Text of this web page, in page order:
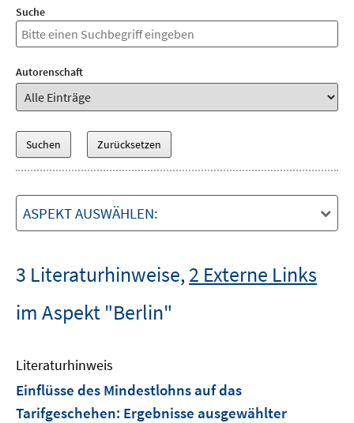
Suche
Autorenschaft
ASPEKT AUSWÄHLEN:
3 Literaturhinweise,2 Externe Links
im Aspekt "Berlin"
Literaturhinweis
Einflüsse des Mindestlohns auf das
Tarifgeschehen: Ergebnisse ausgewählter